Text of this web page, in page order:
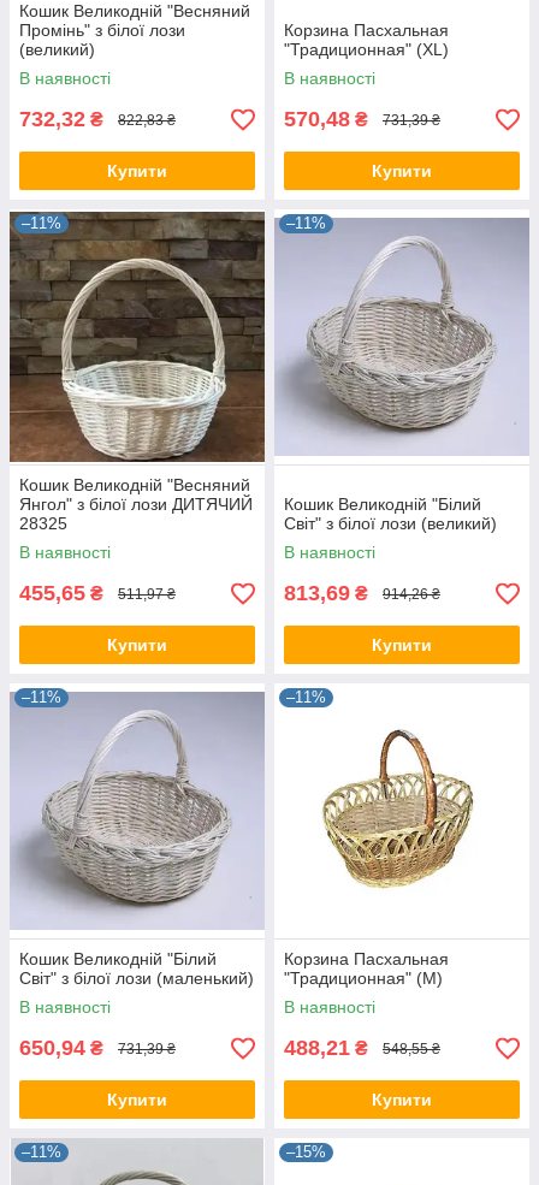
Кошик Великодній "Весняний
Промінь" з білої лози
(великий)
В наявності
732,32 ₴ 822,83 ₴
Купити
Корзина Пасхальная
"Традиционная" (XL)
В наявності
570,48 ₴ 731,39 ₴
Купити
–11%
Кошик Великодній "Весняний
Янгол" з білої лози ДИТЯЧИЙ
28325
В наявності
455,65 ₴ 511,97 ₴
Купити
–11%
Кошик Великодній "Білий
Світ" з білої лози (великий)
В наявності
813,69 ₴ 914,26 ₴
Купити
–11%
Кошик Великодній "Білий
Світ" з білої лози (маленький)
В наявності
650,94 ₴ 731,39 ₴
Купити
–11%
Корзина Пасхальная
"Традиционная" (M)
В наявності
488,21 ₴ 548,55 ₴
Купити
–11% –15%